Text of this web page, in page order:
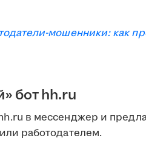
мошенники: как
бот hh.ru
в мессенджер и
работодателем.